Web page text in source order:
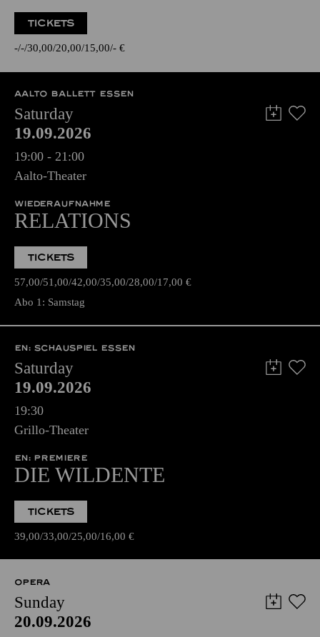
TICKETS
- - 30,00 20,00 15,00 - €
AALTO BALLETT ESSEN
Saturday
19.09.2026
19:00 - 21:00
Aalto-Theater
WIEDERAUFNAHME
RELATIONS
TICKETS
57,00 51,00 42,00 35,00 28,00 17,00 €
Abo 1: Samstag
EN: SCHAUSPIEL ESSEN
Saturday
19.09.2026
19:30
Grillo-Theater
EN: PREMIERE
DIE WILDENTE
TICKETS
39,00 33,00 25,00 16,00 €
OPERA
Sunday
20.09.2026